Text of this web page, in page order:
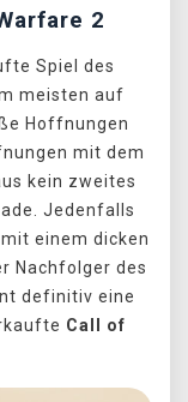
2
Spiel des
meisten auf
Hoffnungen
mit dem
kein zweites
Jedenfalls
einem dicken
Nachfolger des
definitiv eine
Call of